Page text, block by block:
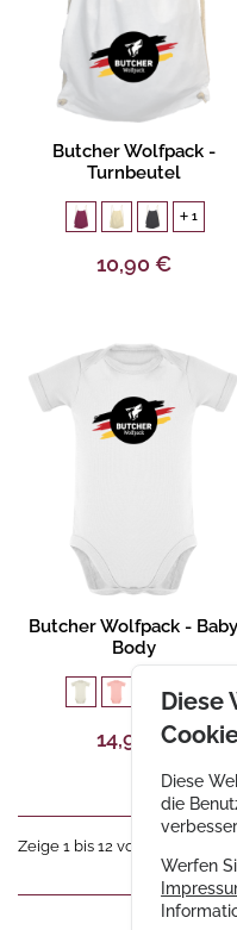
Produktbeschreibung
Butcher Wolfpack -
Turnbeutel
1
10,90 €
Produktbeschreibung
Butcher Wolfpack - Baby
Body
14,90 €
Zeige 1 bis 12 von 18 Einträgen
Diese
Diese
die
Werfen